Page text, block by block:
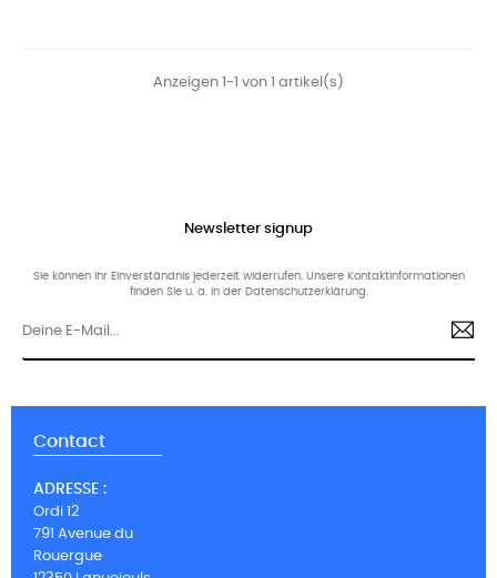
Anzeigen 1-1 von 1 artikel(s)
Newsletter signup
Sie können Ihr Einverständnis jederzeit widerrufen. Unsere Kontaktinformationen
finden Sie u. a. in der Datenschutzerklärung.
Contact
ADRESSE :
Ordi 12
791 Avenue du
Rouergue